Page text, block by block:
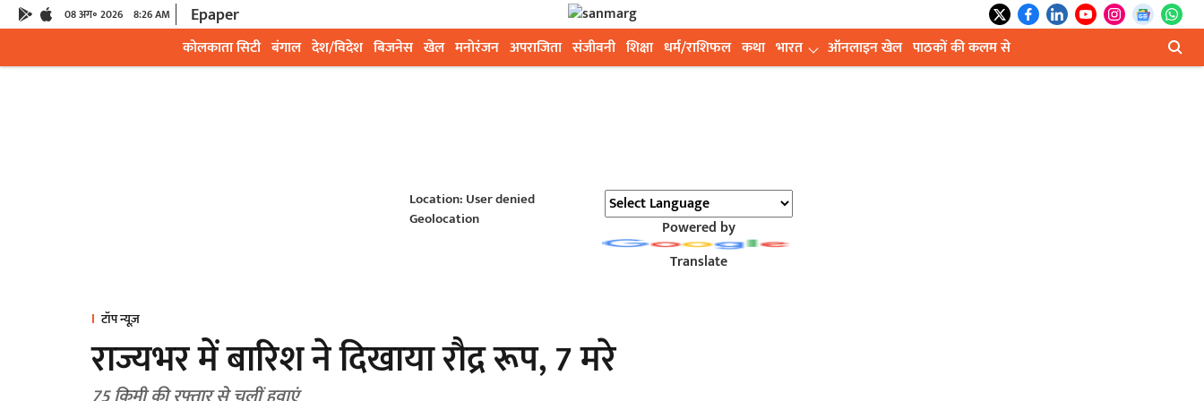
08 अग॰ 2026 8:26 AM Epaper
कोलकाता सिटी बंगाल देश/विदेश बिजनेस खेल मनोरंजन अपराजिता संजीवनी शिक्षा धर्म/राशिफल कथा भारत ऑनलाइन खेल पाठकों की कलम से
Location: User denied
Geolocation
Powered by
Translate
टॉप न्यूज़
राज्यभर में बारिश ने दिखाया रौद्र रूप, 7 मरे